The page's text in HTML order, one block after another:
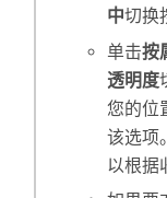
中切换
单击按
透明度
您的位
该选项
以根据